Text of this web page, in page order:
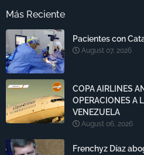
Más Reciente
Pacientes con
August 07, 2026
COPA AIRLINES
OPERACIONES A
VENEZUELA
August 06, 2026
Frenchyz Díaz